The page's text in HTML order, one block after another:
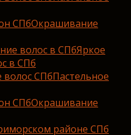
Окрашивание
Яркое
в СПб
Пастельное
Окрашивание